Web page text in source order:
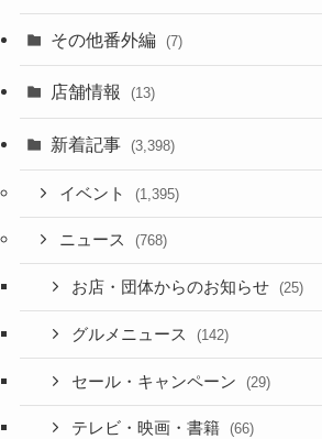
その他番外編 (7)
店舗情報 (13)
新着記事 (3,398)
イベント (1,395)
ニュース (768)
お店・団体からのお知らせ (25)
グルメニュース (142)
セール・キャンペーン (29)
テレビ・映画・書籍 (66)